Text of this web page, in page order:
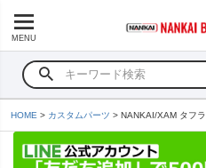
MENU
HOME カスタムパーツ NANKAI/XAM タフ